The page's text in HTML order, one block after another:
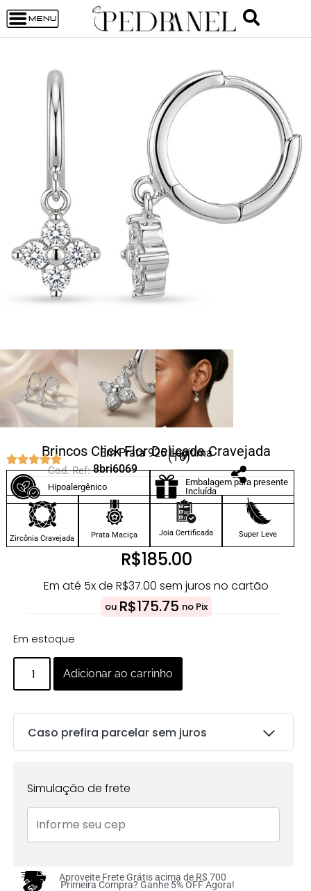
Brincos Click Flor Delicada Cravejada
Em Prata 925 Legítima
(16)
Cod. Ref: 8bri6069
Hipoalergênico
Embalagem para presente
Incluída
Zircônia Cravejada Prata Maciça Joia Certificada Super Leve
R$185.00
Em até 5x de R$37.00 sem juros no cartão
ou R$175.75 no Pix
Em estoque
Adicionar ao carrinho
Caso prefira parcelar sem juros
1x deR$185.00sem
juros no cartão
R$185.00
juros no cartão
Simulação de frete
Aproveite Frete Grátis acima de R$ 700
Primeira Compra? Ganhe 5% OFF Agora!